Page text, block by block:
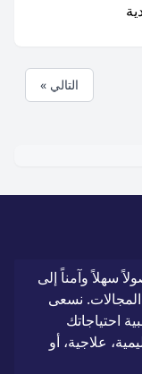
التالي »
سهلاً وآمناً إلى
نسعى
احتياجاتك
علاجية، أو